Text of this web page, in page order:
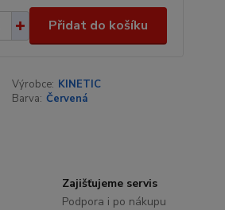
Přidat do košíku
Výrobce: KINETIC
Barva: Červená
Zajišťujeme servis
Podpora i po nákupu